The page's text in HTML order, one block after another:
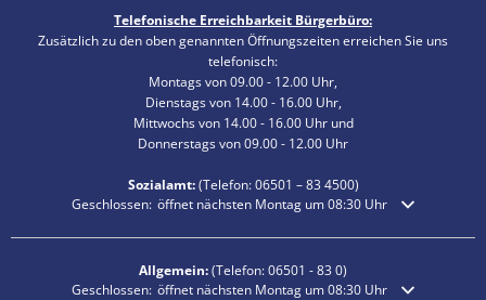
Telefonische Erreichbarkeit Bürgerbüro:
Zusätzlich zu den oben genannten Öffnungszeiten erreichen Sie uns
telefonisch:
Montags von 09.00 - 12.00 Uhr,
Dienstags von 14.00 - 16.00 Uhr,
Mittwochs von 14.00 - 16.00 Uhr und
Donnerstags von 09.00 - 12.00 Uhr
Sozialamt:(Telefon:06501 – 834500)
Klicken, um weitere Öffnungs- oder Schließzeiten auszublenden
Geschlossen: öffnet nächsten Montag um 08:30 Uhr
Allgemein:(Telefon:06501 - 83 0)
Klicken, um weitere Öffnungs- oder Schließzeiten auszublenden
Geschlossen: öffnet nächsten Montag um 08:30 Uhr